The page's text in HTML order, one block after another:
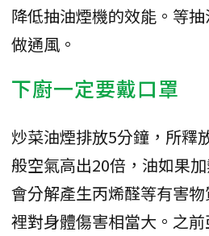
降低抽油煙機的效能。等
做通風。
下廚一定要戴口罩
炒菜油煙排放5分鐘，所釋
般空氣高出20倍，油如果
會分解產生丙烯醛等有害
裡對身體傷害相當大。之